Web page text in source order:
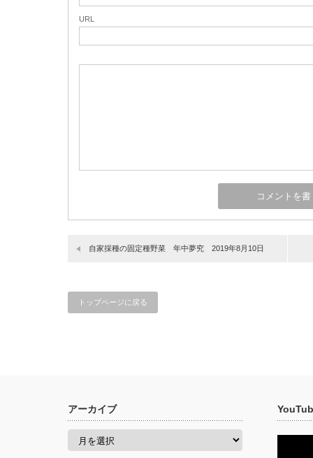
URL
自家採種の固定種野菜 年中夢究 2019年8月10日
トップページに戻る
アーカイブ
ア